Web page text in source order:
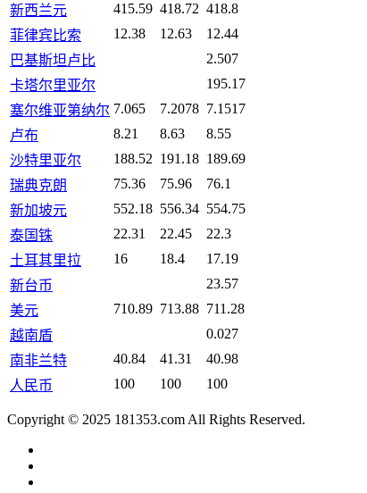
新西兰元
415.59 418.72 418.8
菲律宾比索
12.38 12.63
12.44
巴基斯坦卢比
2.507
卡塔尔里亚尔
195.17
塞尔维亚第纳尔 7.065 7.2078 7.1517
卢布
8.21 8.63
8.55
沙特里亚尔
188.52 191.18 189.69
瑞典克朗
75.36 75.96
76.1
新加坡元
552.18 556.34 554.75
泰国铢
22.31 22.45
22.3
土耳其里拉
16 18.4
17.19
新台币
23.57
美元
710.89 713.88 711.28
越南盾
0.027
南非兰特
40.84 41.31
40.98
人民币
100 100 100
Copyright © 2025 181353.com All Rights Reserved.